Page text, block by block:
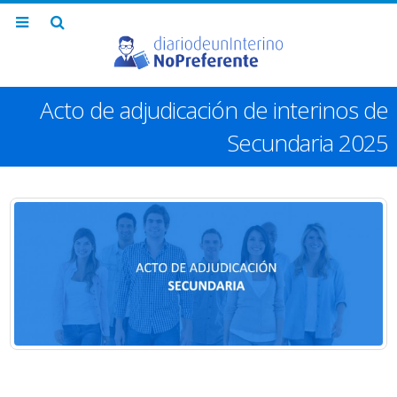
Acto de adjudicación de interinos de
Secundaria 2025